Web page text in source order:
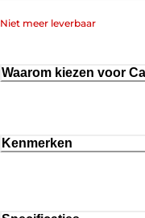
Niet meer leverbaar
Waarom kiezen voor
Kenmerken